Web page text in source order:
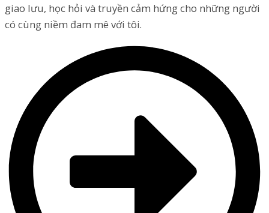
giao lưu, học hỏi và truyền cảm hứng cho những người
có cùng niềm đam mê với tôi.